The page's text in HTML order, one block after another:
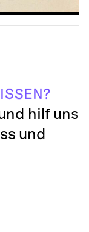
SSEN?
hilf uns
und